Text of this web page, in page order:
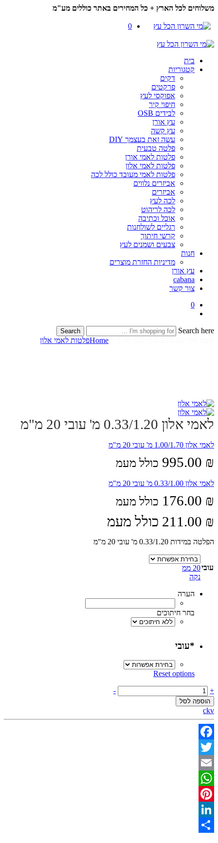
משלוחים לכל הארץ + כל המחירים באתר כוללים מע"מ
0
בית
קטגוריות
דקים
פרקטים
אפוקסי לעץ
חיפוי קיר
לבידים OSB
עץ אורן
עץ קשה
עשה זאת בעצמך DIY
פלטה טבעית
פלטות לאמי אורן
פלטות לאמי אלון
פלטות לאמי מעובד כולל לכה
אביזרים נלווים
אביזרים
לכה לעץ
לכה לריהוט
אוכל וכתיבה
רגליים לשולחנות
קרשי חיתוך
צבעים ושמנים לעץ
חנות
מדיניות החזרת מוצרים
עץ אורן
cabana
צור קשר
0
Search here
Search
Homeפלטות לאמי אלון
לאמי אלון 0.33/1.20 מ' עובי 20 מ"מ
לאמי אלון 1.00/1.70 מ' עובי 20 מ"מ
995.00 ₪ כולל מעמ
לאמי אלון 0.33/1.00 מ' עובי 20 מ"מ
176.00 ₪ כולל מעמ
211.00 ₪ כולל מעמ
הפלטה במידות 0.33/1.20 מ' עובי 20 מ"מ
עובי20 ממ
נקה
הערה
בחר חיתוכים
*עובי
Reset options
לאמי
אלון
0.33/1.20
מ'
עובי
20
מ"מ
quantity
+
-
הוספה לסל
ckv
Facebook
Twitter
Email
WhatsApp
Pinterest
LinkedIn